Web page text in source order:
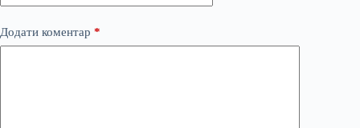
Додати коментар *